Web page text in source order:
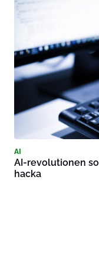
AI
AI-revolutionen
hacka